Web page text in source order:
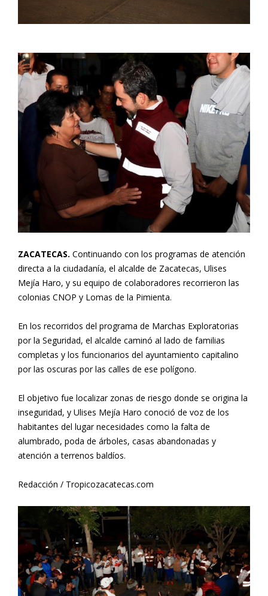
ZACATECAS. Continuando con los programas de atención
directa a la ciudadanía, el alcalde de Zacatecas, Ulises
Mejía Haro, y su equipo de colaboradores recorrieron las
colonias CNOP y Lomas de la Pimienta.
En los recorridos del programa de Marchas Exploratorias
por la Seguridad, el alcalde caminó al lado de familias
completas y los funcionarios del ayuntamiento capitalino
por las oscuras por las calles de ese polígono.
El objetivo fue localizar zonas de riesgo donde se origina la
inseguridad, y Ulises Mejía Haro conoció de voz de los
habitantes del lugar necesidades como la falta de
alumbrado, poda de árboles, casas abandonadas y
atención a terrenos baldíos.
Redacción / Tropicozacatecas.com